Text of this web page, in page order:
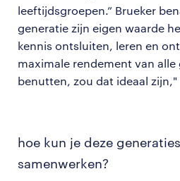
leeftijdsgroepen.” Brueker
generatie zijn eigen waarde
kennis ontsluiten, leren en
maximale rendement van alle
benutten, zou dat ideaal
hoe kun je deze
samenwerken?